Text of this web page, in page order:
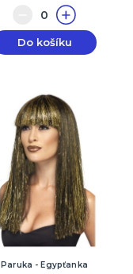
Do košíku
Paruka - Egypťanka